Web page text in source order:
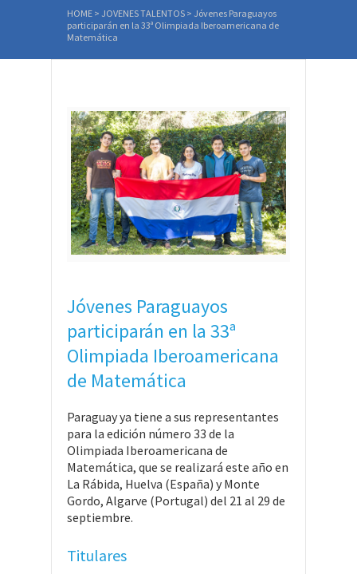
HOME > JOVENES TALENTOS > Jóvenes Paraguayos
participarán en la 33ª Olimpiada Iberoamericana de
Matemática
Jóvenes Paraguayos
participarán en la 33ª
Olimpiada Iberoamericana
de Matemática
Paraguay ya tiene a sus representantes
para la edición número 33 de la
Olimpiada Iberoamericana de
Matemática, que se realizará este año en
La Rábida, Huelva (España) y Monte
Gordo, Algarve (Portugal) del 21 al 29 de
septiembre.
Titulares